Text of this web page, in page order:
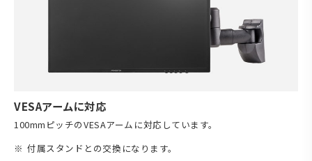
VESAアームに対応
100mmピッチのVESAアームに対応しています。
付属スタンドとの交換になります。